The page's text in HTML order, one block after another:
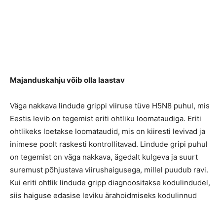
Majanduskahju võib olla laastav
Väga nakkava lindude grippi viiruse tüve H5N8 puhul, mis
Eestis levib on tegemist eriti ohtliku loomataudiga. Eriti
ohtlikeks loetakse loomataudid, mis on kiiresti levivad ja
inimese poolt raskesti kontrollitavad. Lindude gripi puhul
on tegemist on väga nakkava, ägedalt kulgeva ja suurt
suremust põhjustava viirushaigusega, millel puudub ravi.
Kui eriti ohtlik lindude gripp diagnoositakse kodulindudel,
siis haiguse edasise leviku ärahoidmiseks kodulinnud